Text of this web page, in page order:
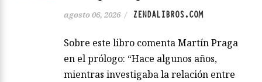
agosto 06, 2026 / ZENDALIBROS.COM
Sobre este libro comenta Martín Praga
en el prólogo: “Hace algunos años,
mientras investigaba la relación entre